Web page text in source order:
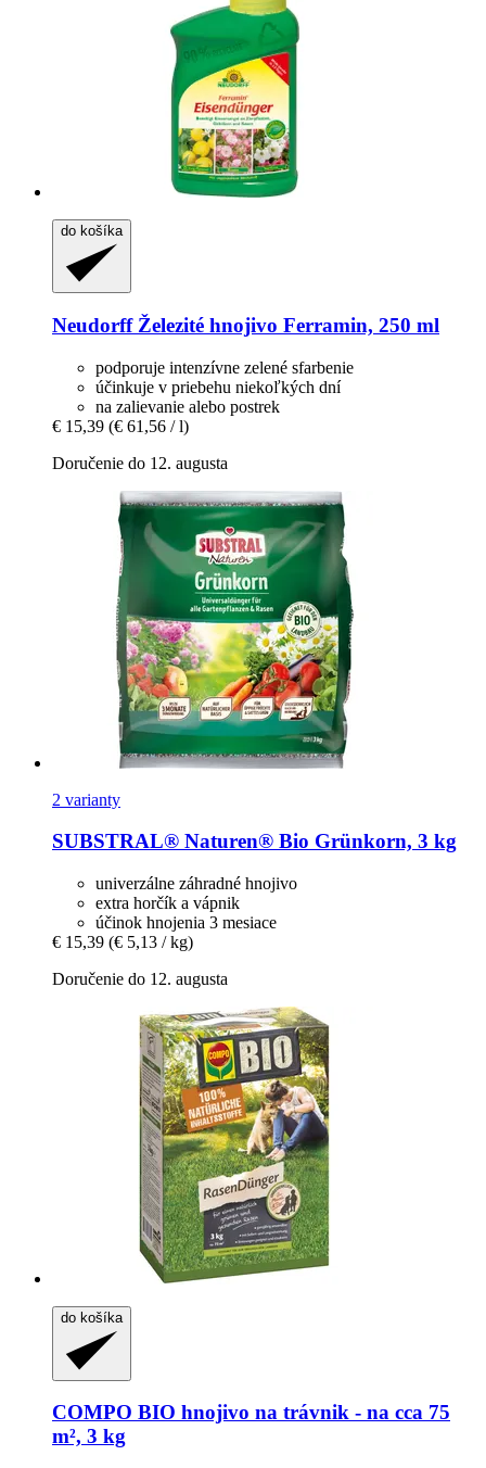
do košíka
NeudorffŽelezité hnojivo Ferramin, 250 ml
podporuje intenzívne zelené sfarbenie
účinkuje v priebehu niekoľkých dní
na zalievanie alebo postrek
€ 15,39 (€ 61,56 / l)
Doručenie do 12. augusta
2 varianty
SUBSTRAL® Naturen® Bio Grünkorn, 3 kg
univerzálne záhradné hnojivo
extra horčík a vápnik
účinok hnojenia 3 mesiace
€ 15,39 (€ 5,13 / kg)
Doručenie do 12. augusta
do košíka
COMPO BIO hnojivo na trávnik -​ na cca 75
m², 3 kg